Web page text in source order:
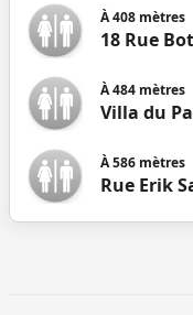
À408 mètres
18 Rue
À484 mètres
Villa du
À586 mètres
Rue Erik